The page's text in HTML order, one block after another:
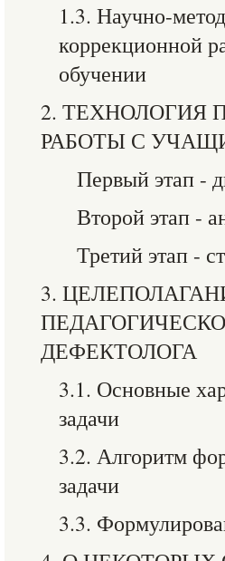
1.3. Научно-
коррекционной
обучении
2. ТЕХНОЛОГИЯ
РАБОТЫ С
Первый этап -
Второй этап -
Третий этап -
3.
ДЕФЕКТОЛОГА
3.1. Основные
задачи
3.2. Алгоритм
задачи
3.3.